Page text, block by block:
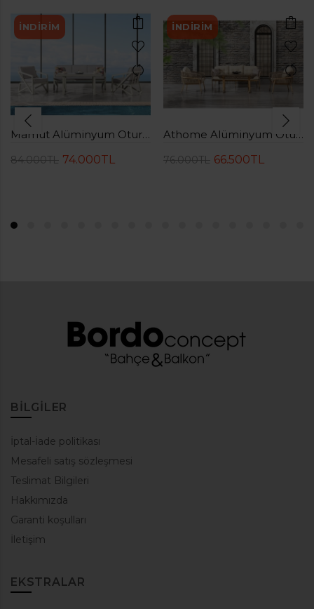
İNDIRIM
Mamut Alüminyum Oturma Grubu( 3+1+1+Sehpa)
84.000TL 74.000TL
İNDIRIM
Athome Alüminyum Oturma Grubu( 3+1+1+Sehpa)
76.000TL 66.500TL
BILGILER
İptal-İade politikası
Mesafeli satış sözleşmesi
Teslimat Bilgileri
Hakkımızda
Garanti koşulları
İletişim
EKSTRALAR